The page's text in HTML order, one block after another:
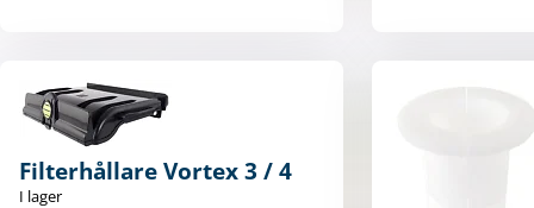
Filterhållare Vortex 3 / 4
I lager